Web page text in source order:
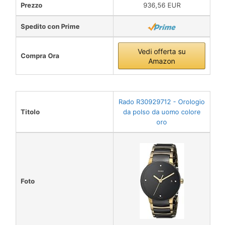
Prezzo 936,56 EUR
Spedito con Prime
Compra Ora
Vedi offerta su
Amazon
Titolo
Rado R30929712 - Orologio
da polso da uomo colore
oro
Foto